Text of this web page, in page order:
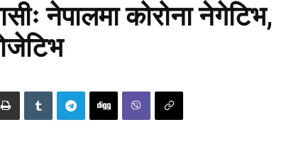
नेपालमा कोरोना नेगेटिभ,